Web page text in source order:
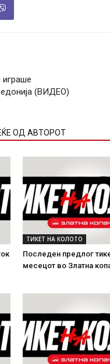
(ВИДЕО)
ОД АВТОРОТ
ТИКЕТ НА КОЛОТО
Последен предлог
месецот во Златна